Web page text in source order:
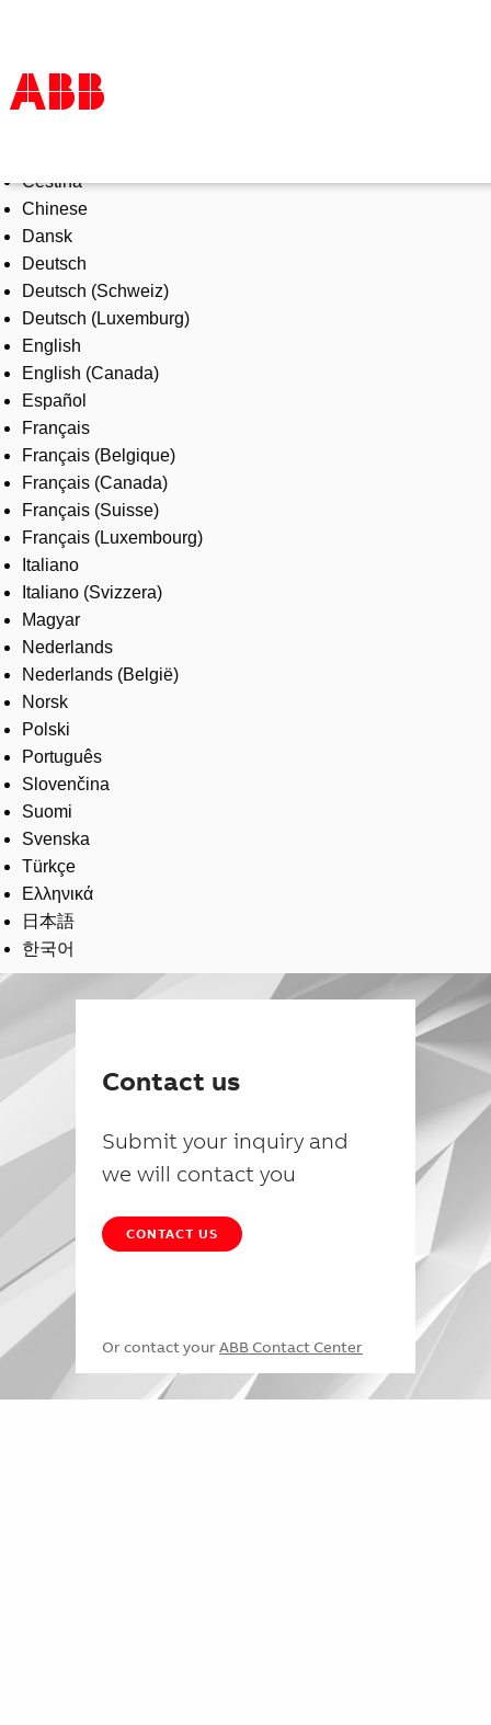
Products & Solutions
Industries
Services
About us
Where to buy
Contact us
Careers
Čeština
Chinese
Dansk
Deutsch
Deutsch (Schweiz)
Deutsch (Luxemburg)
English
English (Canada)
Español
Français
Français (Belgique)
Français (Canada)
Français (Suisse)
Français (Luxembourg)
Italiano
Italiano (Svizzera)
Magyar
Nederlands
Nederlands (België)
Norsk
Polski
Português
Slovenčina
Suomi
Svenska
Türkçe
Ελληνικά
日本語
한국어
Contact us
Submit your inquiry and
we will contact you
CONTACT US
Or contact your ABB Contact Center